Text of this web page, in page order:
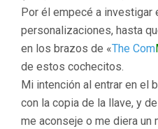
Por él empecé a investigar
personalizaciones, hasta
en los brazos de «The Com
de estos cochecitos.
Mi intención al entrar en el
con la copia de la llave, y
me aconseje o me diera un